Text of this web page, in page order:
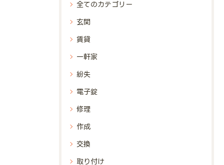
全てのカテゴリー
玄関
賃貸
一軒家
紛失
電子錠
修理
作成
交換
取り付け